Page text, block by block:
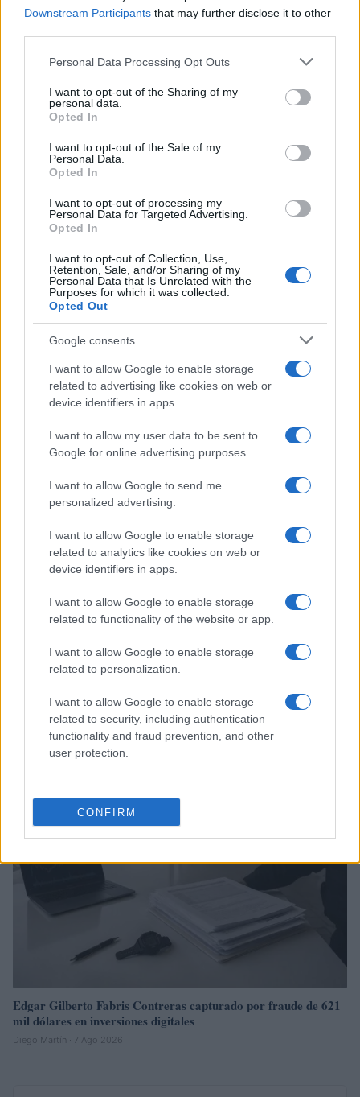
Downstream Participants that may further disclose it to other
Please note that this website/app uses one or more Google
not limited to your visit or usage behaviour. You may click to
grant or deny consent to Google and its third-party tags to
use your data for below specified purposes in below Google
consent section.
Personal Data Processing Opt Outs
I want to opt-out of the Sharing of my
personal data.
Opted In
I want to opt-out of the Sale of my
Personal Data.
Opted In
I want to opt-out of processing my
Personal Data for Targeted Advertising.
Opted In
I want to opt-out of Collection, Use,
Retention, Sale, and/or Sharing of my
Personal Data that Is Unrelated with the
Purposes for which it was collected.
Opted Out
Google consents
I want to allow Google to enable storage
related to advertising like cookies on web or
device identifiers in apps.
I want to allow my user data to be sent to
Google for online advertising purposes.
I want to allow Google to send me
personalized advertising.
I want to allow Google to enable storage
related to analytics like cookies on web or
device identifiers in apps.
I want to allow Google to enable storage
related to functionality of the website or app.
I want to allow Google to enable storage
related to personalization.
I want to allow Google to enable storage
related to security, including authentication
functionality and fraud prevention, and other
user protection.
CONFIRM
Sigue leyendo
CRIPTOMONEDAS
Hackers de Corea del Norte comprometen a OPPO y Coinbase
en una campaña global de robo de criptomonedas
CRIPTOMONEDAS
Cómo Bitcoin y la IA están transformando la economía global
Diego Martín · 7 Ago 2026
Edgar Gilberto Fabris Contreras capturado por fraude de 621
mil dólares en inversiones digitales
Diego Martín · 7 Ago 2026